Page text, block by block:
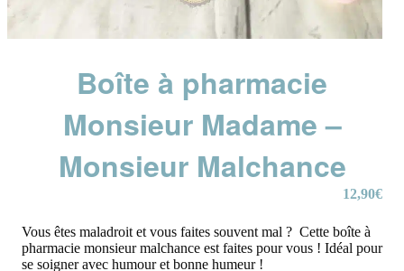
Boîte à pharmacie
Monsieur Madame –
Monsieur Malchance
12,90€
Vous êtes maladroit et vous faites souvent mal ? Cette boîte à
pharmacie monsieur malchance est faites pour vous ! Idéal pour
se soigner avec humour et bonne humeur !